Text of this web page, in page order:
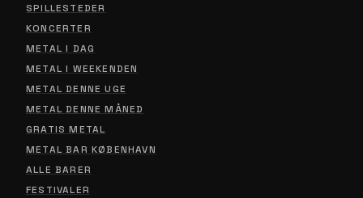
SPILLESTEDER
KONCERTER
METAL I DAG
METAL I WEEKENDEN
METAL DENNE UGE
METAL DENNE MÅNED
GRATIS METAL
METAL BAR KØBENHAVN
ALLE BARER
FESTIVALER